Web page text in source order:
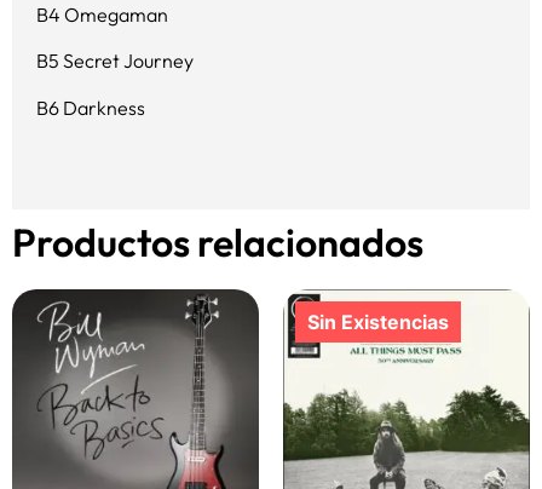
B4 Omegaman
B5 Secret Journey
B6 Darkness
Productos relacionados